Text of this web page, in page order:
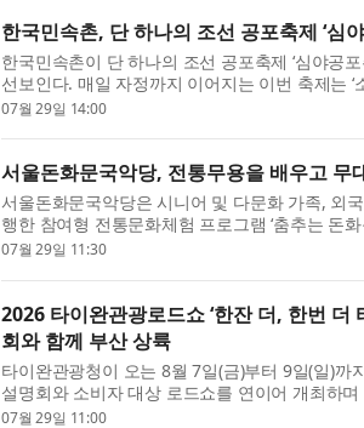
한국민속촌, 단 하나의 조선 공포축제 ‘심
한국민속촌이 단 하나의 조선 공포축제 ‘심야공
선보인다. 매일 자정까지 이어지는 이번 축제는 ‘
환호’를 콘셉트로, 조선시대 마을 전체를 오싹한
07월 29일 14:00
서울돈화문국악당, 전통무용을 배우고 무
서울돈화문국악당은 시니어 및 다문화 가족, 외
행한 참여형 전통문화체험 프로그램 ‘춤추는 돈
리했다. ‘춤추는 돈화문’은 궁중무용과 민속무용
07월 29일 11:30
2026 타이완관광로드쇼 ‘한잔 더, 한번 더
회와 함께 부산 상륙
타이완관광청이 오는 8월 7일(금)부터 9일(일)까
설명회와 소비자 대상 로드쇼를 연이어 개최하며
류의 저변을 넓힌다. 한·타이완 관광 교류, 부산
07월 29일 11:00